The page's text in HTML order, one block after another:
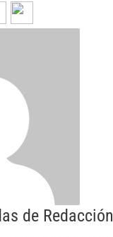
de Redacción